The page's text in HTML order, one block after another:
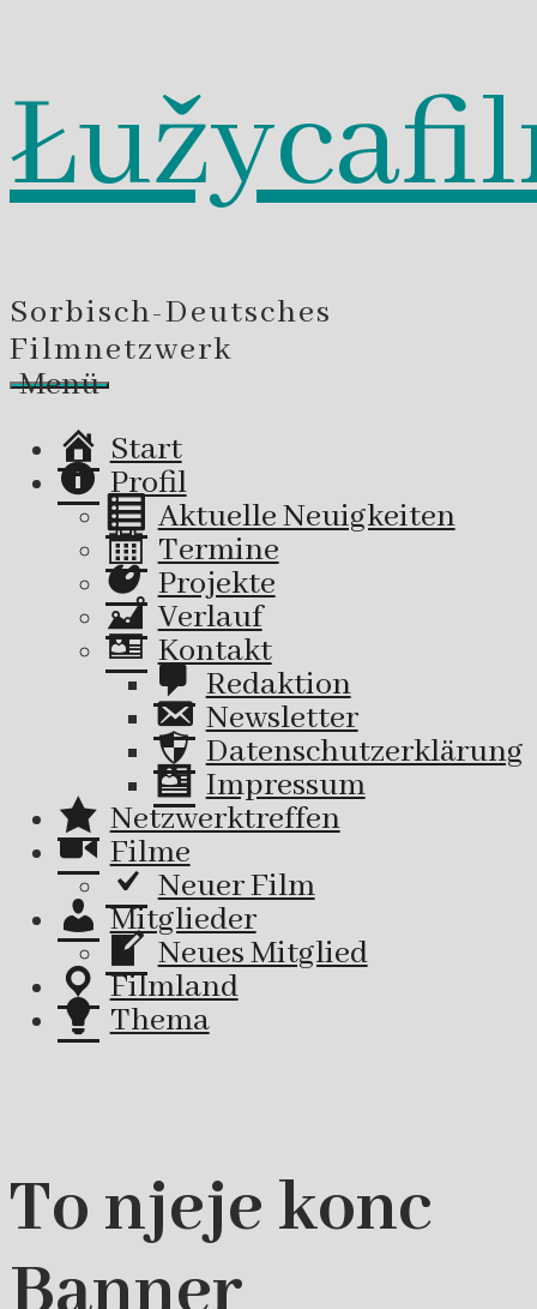
Zum
Inhalt
springen
Sorbisch-Deutsches
Filmnetzwerk
Menü
Start
Profil
Aktuelle Neuigkeiten
Termine
Projekte
Verlauf
Kontakt
Redaktion
Newsletter
Datenschutzerklärung
Impressum
Netzwerktreffen
Filme
Neuer Film
Mitglieder
Neues Mitglied
Filmland
Thema
To njeje konc